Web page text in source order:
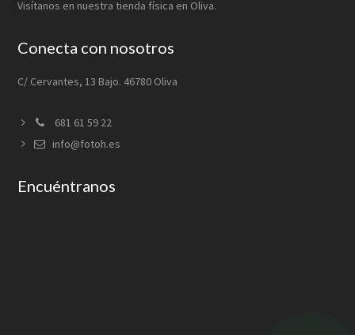
Visítanos en nuestra tienda física en Oliva.
Conecta con nosotros
C/ Cervantes, 13 Bajo. 46780 Oliva
681 61 59 22
info@fotoh.es
Encuéntranos